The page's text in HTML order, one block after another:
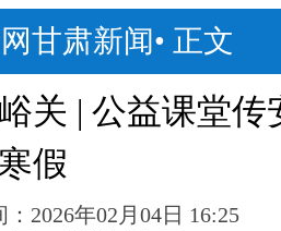
甘肃新闻• 正文
关 | 公益课堂传
假
2026年02月04日 16:25